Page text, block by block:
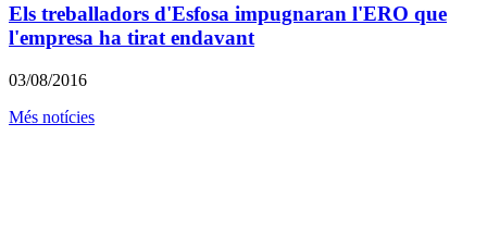
Els treballadors d'Esfosa impugnaran l'ERO que
l'empresa ha tirat endavant
03/08/2016
Més notícies